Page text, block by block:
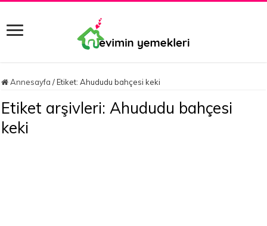
Annesayfa / Etiket:Ahududu bahçesi keki
Etiket arşivleri:Ahududu bahçesi
keki